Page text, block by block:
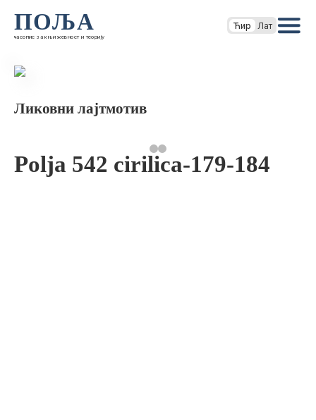
ПОЉА
часопис за књижевност и теорију
Ћир Лат
Ликовни лајтмотив
Polja 542 cirilica-179-184